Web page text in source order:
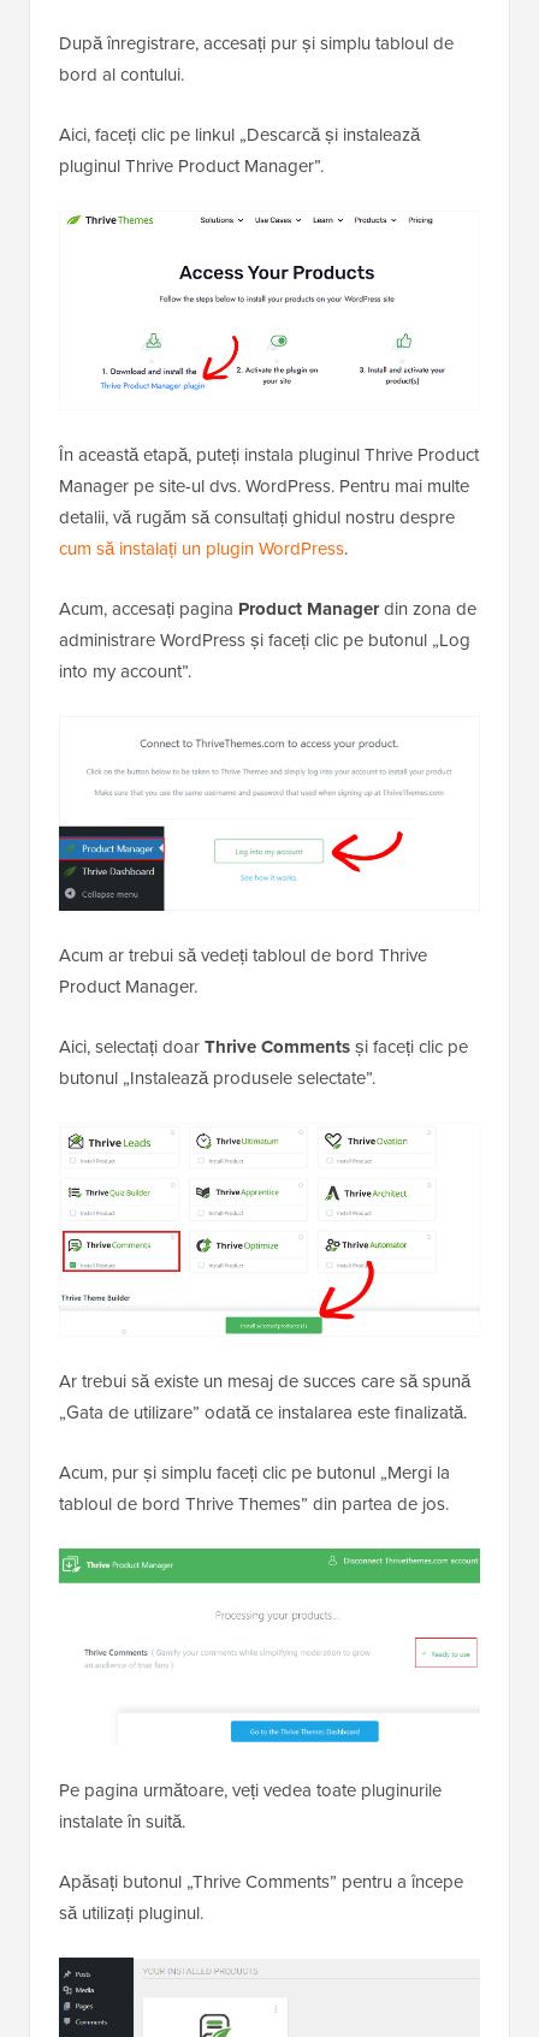
După înregistrare, accesați pur și simplu tabloul de
bord al contului.
Aici, faceți clic pe linkul „Descarcă și instalează
pluginul Thrive Product Manager”.
În această etapă, puteți instala pluginul Thrive Product
Manager pe site-ul dvs. WordPress. Pentru mai multe
detalii, vă rugăm să consultați ghidul nostru despre
cum să instalați un plugin WordPress.
Acum, accesați pagina Product Managerdin zona de
administrare WordPress și faceți clic pe butonul „Log
into my account”.
Acum ar trebui să vedeți tabloul de bord Thrive
Product Manager.
Aici, selectați doarThrive Commentsși faceți clic pe
butonul „Instalează produsele selectate”.
Ar trebui să existe un mesaj de succes care să spună
„Gata de utilizare” odată ce instalarea este finalizată.
Acum, pur și simplu faceți clic pe butonul „Mergi la
tabloul de bord Thrive Themes” din partea de jos.
Pe pagina următoare, veți vedea toate pluginurile
instalate în suită.
Apăsați butonul „Thrive Comments” pentru a începe
să utilizați pluginul.